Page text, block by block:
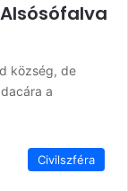
község, de
a
Civilszféra